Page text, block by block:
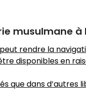
musulmane à
rendre la
disponibles en
que dans d’autres